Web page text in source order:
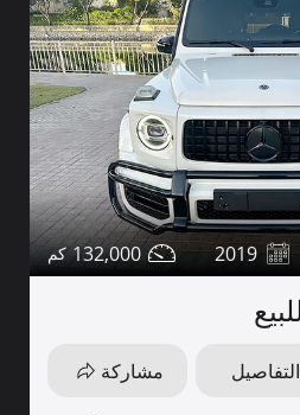
2019
132,000
التفاصيل مشاركة